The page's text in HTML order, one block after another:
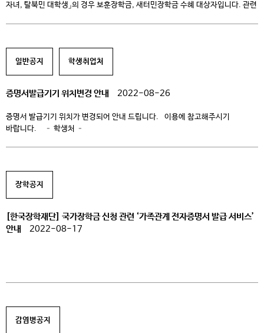
자녀, 탈북민 대학생」의 경우 보훈장학금, 새터민장학금 수혜 대상자입니다. 관련
일반공지
학생취업처
증명서발급기기 위치변경 안내 2022-08-26
증명서 발급기기 위치가 변경되어 안내 드립니다. 이용에 참고해주시기
바랍니다. – 학생처 –
장학공지
[한국장학재단] 국가장학금 신청 관련 ‘가족관계 전자증명서 발급 서비스’
안내
2022-08-17
감염병공지